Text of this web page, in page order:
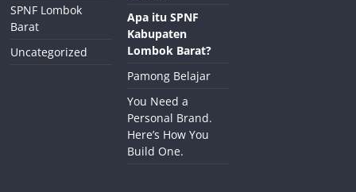
SPNF Lombok
Barat
Uncategorized
Apa itu SPNF
Kabupaten
Lombok Barat?
Pamong Belajar
You Need a
Personal Brand.
Here’s How You
Build One.